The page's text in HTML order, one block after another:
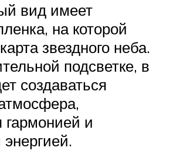
вид имеет
на которой
звездного неба.
подсветке, в
создаваться
гармонией и